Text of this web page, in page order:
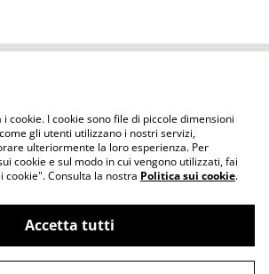
Cookie Policy
Fatto a mano Vestiti senza
dell'infeltrimento
cookie. I cookie sono file di piccole dimensioni
gli utenti utilizzano i nostri servizi,
ulteriormente la loro esperienza. Per
cookie e sul modo in cui vengono utilizzati, fai
cookie". Consulta la nostra Politica sui cookie.
Accetta tutti